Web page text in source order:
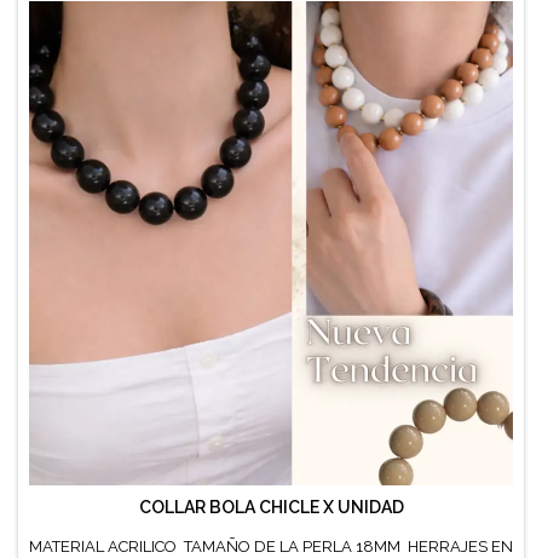
COLLAR BOLA CHICLE X UNIDAD
MATERIAL ACRILICO TAMAÑO DE LA PERLA 18MM HERRAJES EN